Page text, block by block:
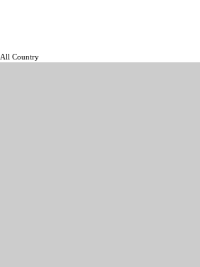
All Country